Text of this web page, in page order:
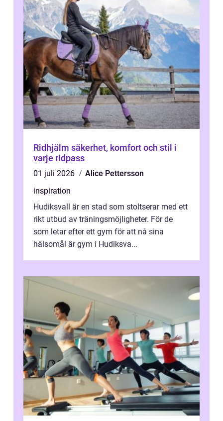
Ridhjälm säkerhet, komfort och stil i
varje ridpass
01 juli 2026
Alice Pettersson
inspiration
Hudiksvall är en stad som stoltserar med ett
rikt utbud av träningsmöjligheter. För de
som letar efter ett gym för att nå sina
hälsomål är gym i Hudiksva...